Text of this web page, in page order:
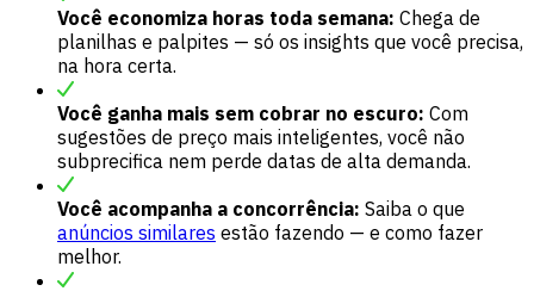
Você economiza horas toda semana: Chega de
planilhas e palpites — só os insights que você precisa,
na hora certa.
Você ganha mais sem cobrar no escuro: Com
sugestões de preço mais inteligentes, você não
subprecifica nem perde datas de alta demanda.
Você acompanha a concorrência: Saiba o que
anúncios similares estão fazendo — e como fazer
melhor.